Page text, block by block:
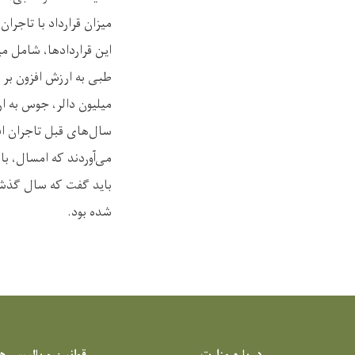
میزان قرارداد با
میلیون دالر، جوس به ارزش بیش‌تر از ۴۶۵ هزار دالر و
می‌آوردند که امسال،
شده بود.